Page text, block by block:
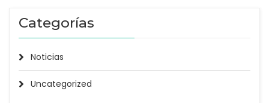
Categorías
Noticias
Uncategorized